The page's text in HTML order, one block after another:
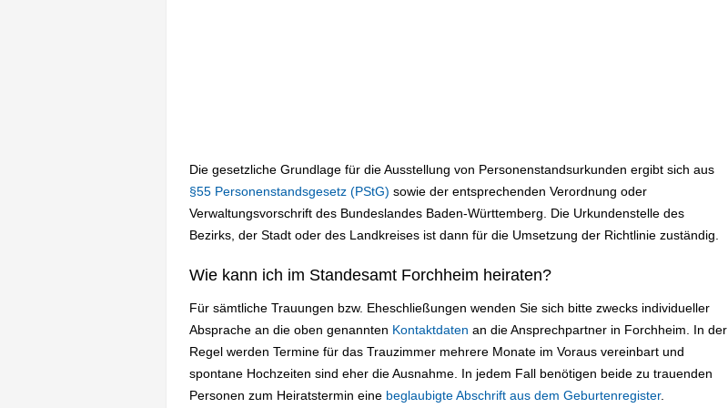
Die gesetzliche Grundlage für die Ausstellung von Personenstandsurkunden ergibt sich aus
§55 Personenstandsgesetz (PStG) sowie der entsprechenden Verordnung oder
Verwaltungsvorschrift des Bundeslandes Baden-Württemberg. Die Urkundenstelle des
Bezirks, der Stadt oder des Landkreises ist dann für die Umsetzung der Richtlinie zuständig.
Wie kann ich im Standesamt Forchheim heiraten?
Für sämtliche Trauungen bzw. Eheschließungen wenden Sie sich bitte zwecks individueller
Absprache an die oben genannten Kontaktdaten an die Ansprechpartner in Forchheim. In der
Regel werden Termine für das Trauzimmer mehrere Monate im Voraus vereinbart und
spontane Hochzeiten sind eher die Ausnahme. In jedem Fall benötigen beide zu trauenden
Personen zum Heiratstermin eine beglaubigte Abschrift aus dem Geburtenregister.